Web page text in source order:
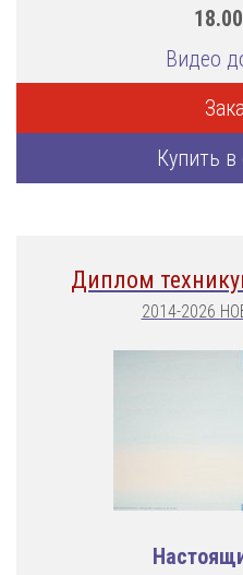
Видео
Купить
Диплом
2014-2026